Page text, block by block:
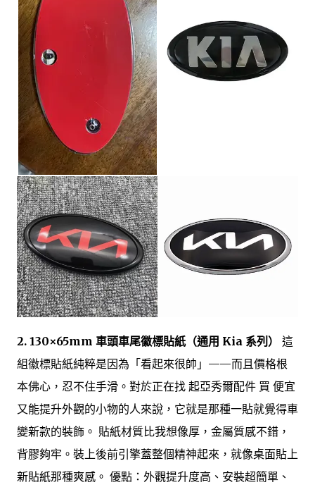
2. 130×65mm 車頭車尾徽標貼紙（通用 Kia 系列）
這
組徽標貼紙純粹是因為「看起來很帥」——而且價格根
本佛心，忍不住手滑。對於正在找 起亞秀爾配件 買 便宜
又能提升外觀的小物的人來說，它就是那種一貼就覺得車
變新款的裝飾。 貼紙材質比我想像厚，金屬質感不錯，
背膠夠牢。裝上後前引擎蓋整個精神起來，就像桌面貼上
新貼紙那種爽感。 優點：外觀提升度高、安裝超簡單、